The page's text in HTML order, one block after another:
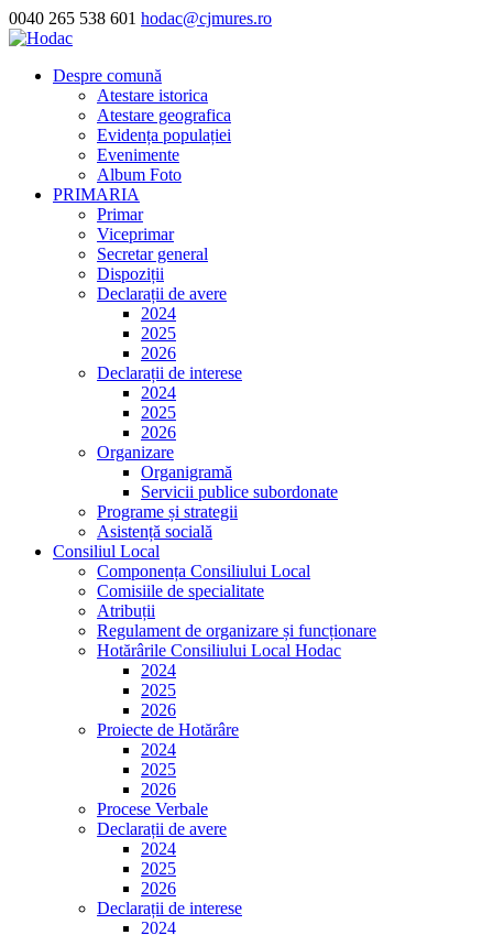
0040 265 538 601 hodac@cjmures.ro
Despre comună
Atestare istorica
Atestare geografica
Evidența populației
Evenimente
Album Foto
PRIMARIA
Primar
Viceprimar
Secretar general
Dispoziții
Declarații de avere
2024
2025
2026
Declarații de interese
2024
2025
2026
Organizare
Organigramă
Servicii publice subordonate
Programe și strategii
Asistență socială
Consiliul Local
Componența Consiliului Local
Comisiile de specialitate
Atribuții
Regulament de organizare și funcționare
Hotărârile Consiliului Local Hodac
2024
2025
2026
Proiecte de Hotărâre
2024
2025
2026
Procese Verbale
Declarații de avere
2024
2025
2026
Declarații de interese
2024